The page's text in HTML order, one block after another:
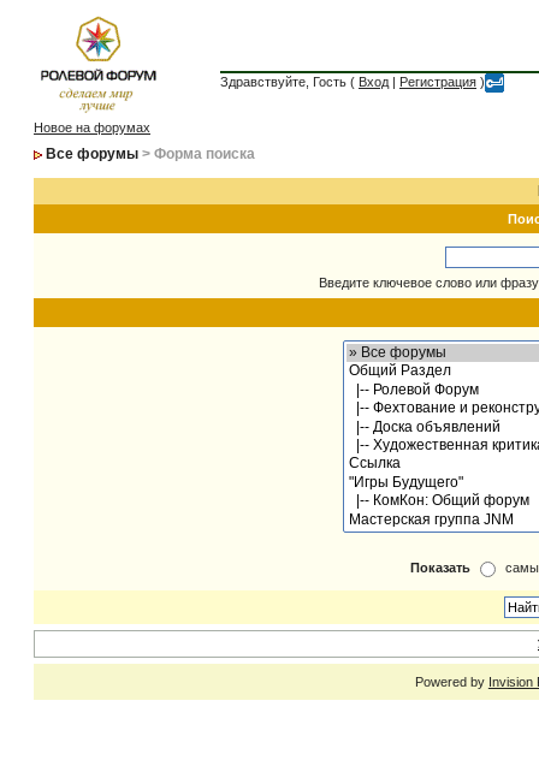
Здравствуйте, Гость ( Вход | Регистрация )
Новое на форумах
Все форумы > Форма поиска
Введите ключевое слово или
Показать
Powered by Invision